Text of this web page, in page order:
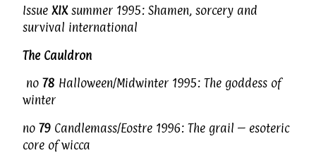
Issue XIXsummer 1995: Shamen, sorcery and
survival international
The Cauldron
no 78 Halloween/Midwinter 1995: The goddess of
winter
no 79 Candlemass/Eostre 1996: The grail – esoteric
core of wicca